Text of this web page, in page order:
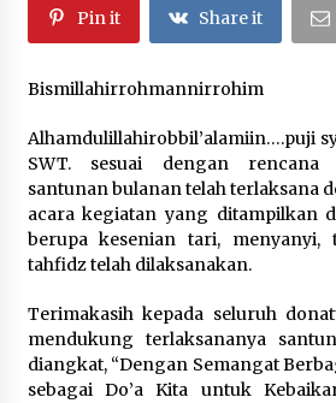
Santunan Bulanan ;
5 tahun ago
Fitri 1442 H di Suara
5 tahun ago
Santunan 27 Februari
5 tahun ago
Santunan Pembagian
di Lingkungan Yayasan
6 tahun ago
Pin it Share it
Bismillahirrohmannirrohim
Alhamdulillahirobbil’alamiin….puji
SWT. sesuai dengan rencana
santunan bulanan telah terlaksana
acara kegiatan yang ditampilkan
berupa kesenian tari, menyanyi,
tahfidz telah dilaksanakan.
Terimakasih kepada seluruh
mendukung terlaksananya
diangkat, “Dengan Semangat
sebagai Do’a Kita untuk